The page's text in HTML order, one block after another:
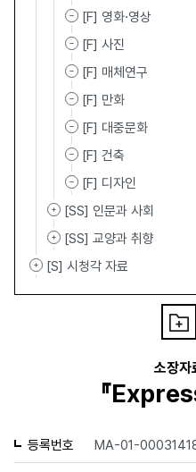
[F] 영화·영상
[F] 사진
[F] 매체연구
[F] 만화
[F] 대중문화
[F] 건축
[F] 디자인
[SS] 인문과 사회
[SS] 교양과 취향
[S] 시청각 자료
소장자
『
등록번호 MA-01-